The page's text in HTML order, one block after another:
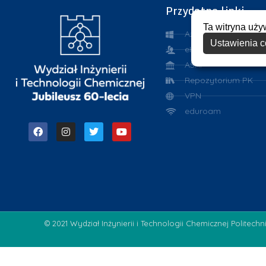
Przydatne linki
Azure Dev Tools for
eHMS
ASAP
Repozytorium PK
VPN
eduroam
© 2021 Wydział Inżynierii i Technologii Chemicznej
Ta witryna
Ustawienia